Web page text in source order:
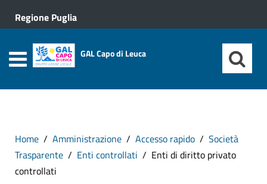
Regione Puglia
GAL Capo di Leuca
Home Amministrazione Accesso rapido
Società
Trasparente
Enti controllati
Enti di diritto privato
controllati